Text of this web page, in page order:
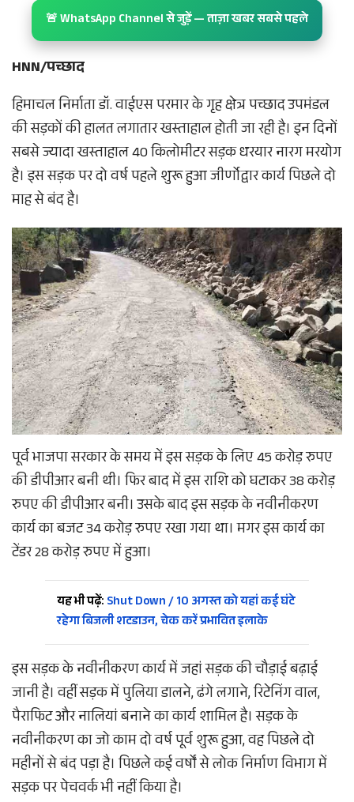
🚨 WhatsApp Channel से जुड़ें — ताज़ा खबर सबसे पहले
HNN/पच्छाद
हिमाचल निर्माता डॉ. वाईएस परमार के गृह क्षेत्र पच्छाद उपमंडल
की सड़कों की हालत लगातार खस्ताहाल होती जा रही है। इन दिनों
सबसे ज्यादा खस्ताहाल 40 किलोमीटर सड़क धरयार नारग मरयोग
है। इस सड़क पर दो वर्ष पहले शुरू हुआ जीर्णोद्वार कार्य पिछले दो
माह से बंद है।
पूर्व भाजपा सरकार के समय में इस सड़क के लिए 45 करोड़ रुपए
की डीपीआर बनी थी। फिर बाद में इस राशि को घटाकर 38 करोड़
रुपए की डीपीआर बनी। उसके बाद इस सड़क के नवीनीकरण
कार्य का बजट 34 करोड़ रुपए रखा गया था। मगर इस कार्य का
टेंडर 28 करोड़ रुपए में हुआ।
यह भी पढ़ें: Shut Down / 10 अगस्त को यहां कई घंटे
रहेगा बिजली शटडाउन, चेक करें प्रभावित इलाके
इस सड़क के नवीनीकरण कार्य में जहां सड़क की चौड़ाई बढ़ाई
जानी है। वहीं सड़क में पुलिया डालने, ढंगे लगाने, रिटेनिंग वाल,
पैराफिट और नालियां बनाने का कार्य शामिल है। सड़क के
नवीनीकरण का जो काम दो वर्ष पूर्व शुरू हुआ, वह पिछले दो
महीनों से बंद पड़ा है। पिछले कई वर्षों से लोक निर्माण विभाग में
सड़क पर पेचवर्क भी नहीं किया है।